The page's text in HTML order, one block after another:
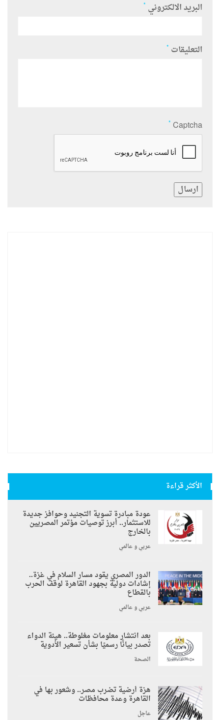
البريد الالكتروني *
التعليقات *
Captcha
*
ارسال
الأكثر قراءة
عودة مبادرة تسوية التجنيد وحوافز جديدة
للاستثمار.. أبرز توصيات مؤتمر المصريين
بالخارج
عربي و عالمي
الدور المصري يقود مسار السلام في غزة..
إشادات دولية بجهود القاهرة لوقف الحرب
بالقطاع
عربي و عالمي
بعد انتشار معلومات مغلوطة.. هيئة الدواء
تصدر بيانًا رسميًا بشأن تسعير الأدوية
الصحة
هزة أرضية تضرب مصر.. وشعور بها في
القاهرة وعدة محافظات
عاجل